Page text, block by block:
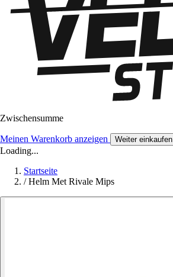
Zwischensumme
Meinen Warenkorb anzeigen Weiter einkaufen
Loading...
Startseite
/ Helm Met Rivale Mips